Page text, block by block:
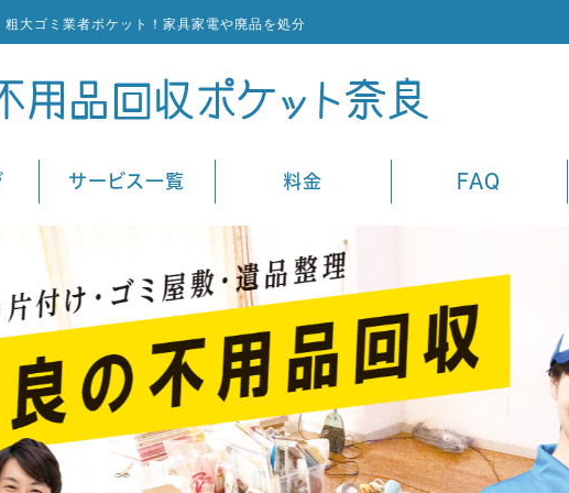
大ゴミ業者ポケット！家具家電や廃品を処分
サービス一覧 料金 FAQ